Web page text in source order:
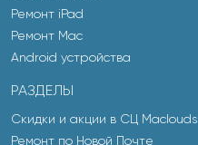
Ремонт iPad
Ремонт Mac
Android устройства
РАЗДЕЛЫ
Скидки и акции в СЦ Maclouds
Ремонт по Новой Почте